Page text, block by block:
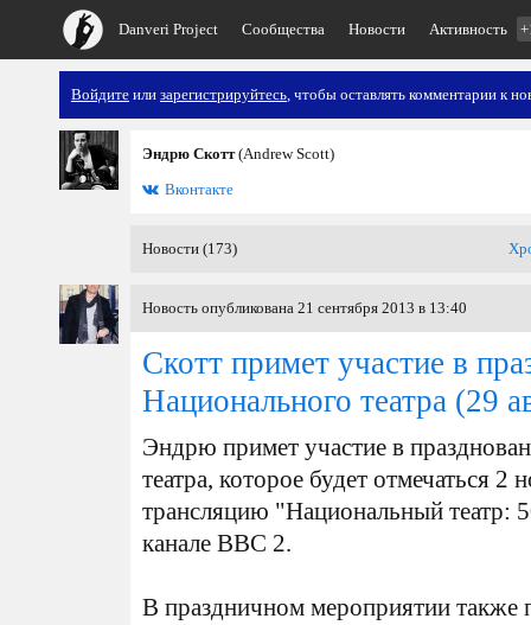
Danveri Project Сообщества Новости Активность
Войдите или зарегистрируйтесь, чтобы оставлять комментарии к
Эндрю Скотт(Andrew Scott)
Вконтакте
Новости (173)
Новость опубликована 21 сентября 2013 в 13:40
Скотт примет участие в
Национального театра (29
Эндрю примет участие в
театра, которое будет отмечаться 2
трансляцию "Национальный театр:
канале BBC 2.
В праздничном мероприятии также